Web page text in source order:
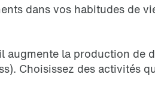
dans vos habitudes de
augmente la production de
Choisissez des activités